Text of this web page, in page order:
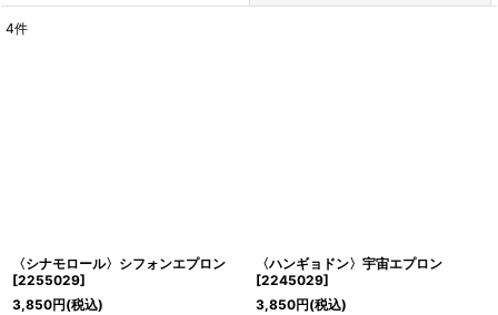
4件
〈シナモロール〉シフォンエプロン
[2255029]
3,850円(税込)
〈ハンギョドン〉宇宙エプロン
[2245029]
3,850円(税込)